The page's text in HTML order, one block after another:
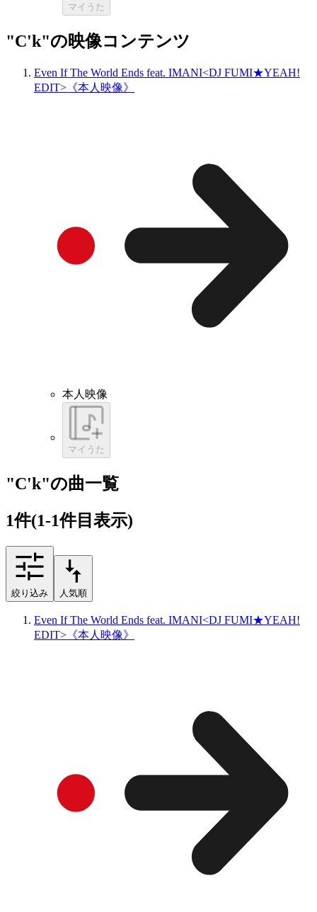
マイうた
"C'k"の映像コンテンツ
Even If The World Ends feat. IMANI<DJ FUMI★YEAH!
EDIT>《本人映像》
本人映像
マイうた
"C'k"の曲一覧
1件(1-1件目表示)
絞り込み 人気順
Even If The World Ends feat. IMANI<DJ FUMI★YEAH!
EDIT>《本人映像》